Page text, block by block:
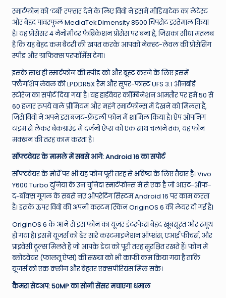
स्मार्टफोन को ‘टर्बो’ रफ्तार देने के लिए विवो ने इसमें मीडियाटेक का लेटेस्ट
और बेहद पावरफुल MediaTek Dimensity 8500 चिपसेट इस्तेमाल किया
है।यह प्रोसेसर 4 नैनोमीटर फैब्रिकेशन प्रोसेस पर बना है, जिसका सीधा मतलब
है कि यह बेहद कम बैटरी की खपत करके आपको नेक्स्ट-लेवल की प्रोसेसिंग
स्पीड और ग्राफिक्स परफॉर्मेंस देगा।
इसके साथ ही स्मार्टफोन की स्पीड को और बूस्ट करने के लिए इसमें
फ्लैगशिप लेवल की LPDDR5X रैम और सुपर-फास्ट UFS 3.1 ऑनबोर्ड
स्टोरेज का सपोर्ट दिया गया है।यह हार्डवेयर कॉम्बिनेशन आमतौर पर हमें 50 से
60 हजार रुपये वाले प्रीमियम और महंगे स्मार्टफोन्स में देखने को मिलता है,
जिसे विवो ने अपने इस बजट-फ्रेंडली फोन में शामिल किया है। ऐप ओपनिंग
टाइम से लेकर बैकग्राउंड में दर्जनों ऐप्स को एक साथ चलाने तक, यह फोन
मक्खन की तरह काम करता है।
सॉफ्टवेयर के मामले में सबसे आगे: Android 16 का सपोर्ट
सॉफ्टवेयर के मोर्चे पर भी यह फोन पूरी तरह से भविष्य के लिए तैयार है। Vivo
Y600 Turbo दुनिया के उन चुनिंदा स्मार्टफोन्स में से एक है जो आउट-ऑफ-
द-बॉक्स गूगल के सबसे नए ऑपरेटिंग सिस्टम Android 16 पर काम करता
है। इसके ऊपर विवो की अपनी कस्टम स्किन OriginOS 6 की लेयर दी गई है।
OriginOS 6 के आने से इस फोन का यूजर इंटरफेस बेहद खूबसूरत और स्मूथ
हो गया है। इसमें यूजर्स को ढेर सारे कस्टमाइजेशन ऑप्शंस, एआई फीचर्स, और
प्राइवेसी टूल्स मिलते हैं जो आपके डेटा को पूरी तरह सुरक्षित रखते हैं। फोन में
ब्लोटवेयर (फालतू ऐप्स) की संख्या को भी काफी कम किया गया है ताकि
यूजर्स को एक क्लीन और बेहतर एक्सपीरियंस मिल सके।
कैमरा सेटअप: 50MP का सोनी सेंसर मचाएगा धमाल